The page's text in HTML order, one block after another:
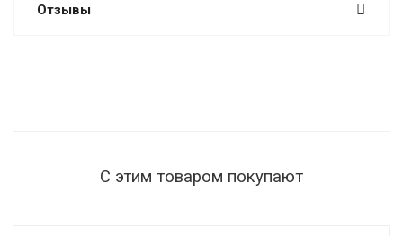
Отзывы
С этим товаром покупают